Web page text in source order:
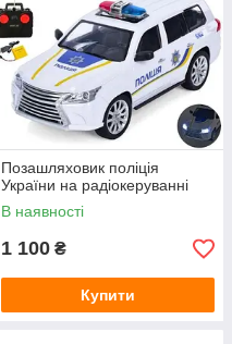
Позашляховик поліція
України на радіокеруванні
В наявності
1 100 ₴
Купити